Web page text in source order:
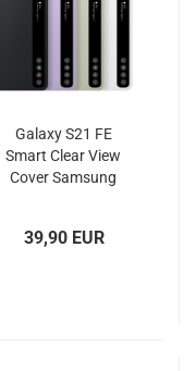
Galaxy S21 FE
Smart Clear View
Cover Samsung
39,90 EUR